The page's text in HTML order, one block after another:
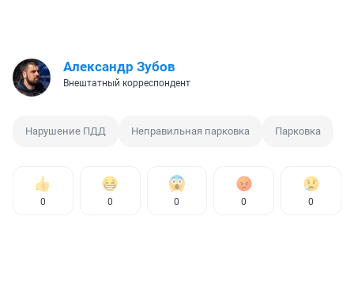
Александр Зубов
Внештатный корреспондент
Нарушение ПДД Неправильная парковка Парковка
0 0 0 0 0